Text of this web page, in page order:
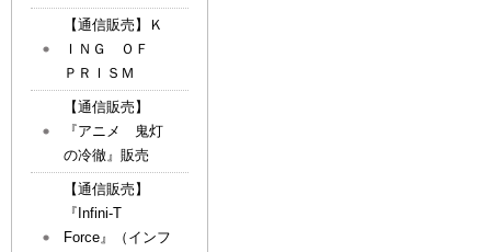
【通信販売】Ｋ
ＩＮＧ ＯＦ
ＰＲＩＳＭ
【通信販売】
『アニメ 鬼灯
の冷徹』販売
【通信販売】
『Infini-T
Force』（インフ